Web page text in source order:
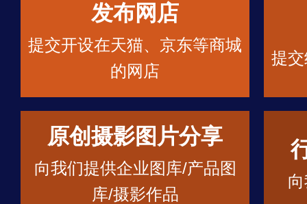
发布网店
提交开设在天猫、京东等商城
的网店
提
原创摄影图片分享
向我们提供企业图库/产品图
库/摄影作品